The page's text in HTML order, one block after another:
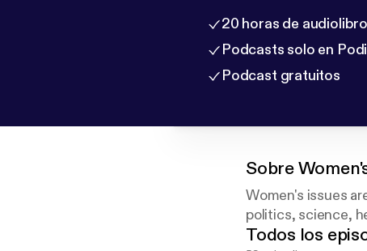
20 horas de
Podcasts solo en
Podcast gratuitos
Sobre
Women's issues
politics, science,
Todos los